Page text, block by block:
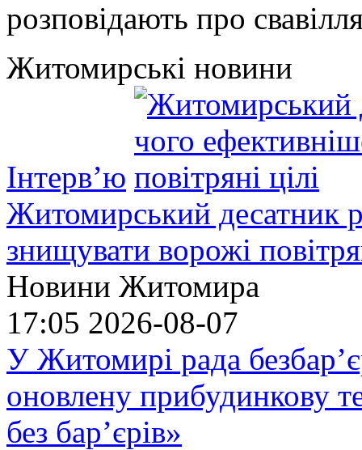
розповідають про
Житомирські новини
Інтерв’ю
Житомирський десатник
знищувати ворожі
Новини Житомира
17:05 2026-08-07
У Житомирі рада
оновлену прибудинкову
без бар’єрів»